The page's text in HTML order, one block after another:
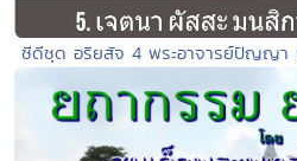
ซีดีชุด อริยสัจ 4 พระอาจารย์ปัญญ